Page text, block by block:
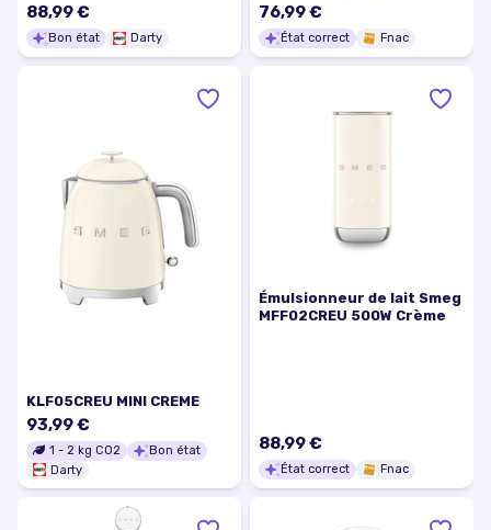
88,99 €
Bon état Darty
76,99 €
État correct Fnac
KLF05CREU MINI CREME
93,99 €
1 - 2 kg CO2
Bon état
Darty
Émulsionneur de lait Smeg
MFF02CREU 500W Crème
88,99 €
État correct Fnac